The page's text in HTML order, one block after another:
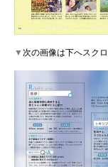
▼次の画像は下へスク